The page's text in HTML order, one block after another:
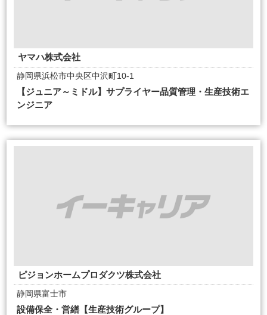
ヤマハ株式会社
静岡県浜松市中央区中沢町10-1
【ジュニア～ミドル】サプライヤー品質管理・生産技術エ
ンジニア
ピジョンホームプロダクツ株式会社
静岡県富士市
設備保全・営繕【生産技術グループ】